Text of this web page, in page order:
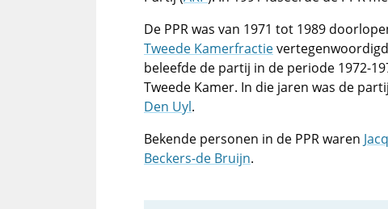
De PPR was van 1971 tot 1989
Tweede Kamerfractie
beleefde de partij in de periode 1972-
Tweede Kamer. In die jaren was de
Den Uyl.
Bekende personen in de PPR waren
Beckers-de Bruijn.